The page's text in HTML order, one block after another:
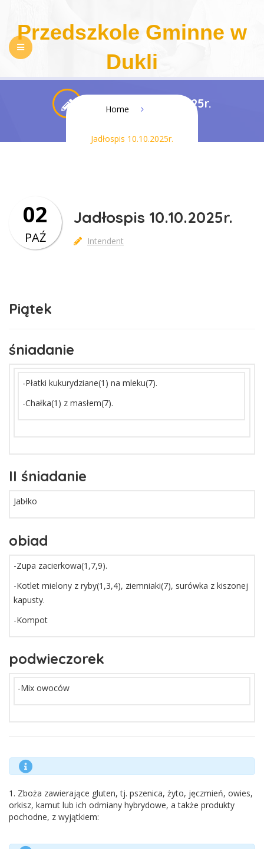
Przedszkole Gminne w
Dukli
NASZE PRZEDSZKOLE REKRUTACJA
Jadłospis 10.10.2025r.
Home
Jadłospis 10.10.2025r.
Jadłospis 10.10.2025r.
Intendent
02
PAŹ
Piątek
śniadanie
-Płatki kukurydziane(1) na mleku(7).
-Chałka(1) z masłem(7).
II śniadanie
Jabłko
obiad
-Zupa zacierkowa(1,7,9).
-Kotlet mielony z ryby(1,3,4), ziemniaki(7), surówka z kiszonej
kapusty.
-Kompot
podwieczorek
-Mix owoców
1. Zboża zawierające gluten, tj. pszenica, żyto, jęczmień, owies,
orkisz, kamut lub ich odmiany hybrydowe, a także produkty
pochodne, z wyjątkiem: